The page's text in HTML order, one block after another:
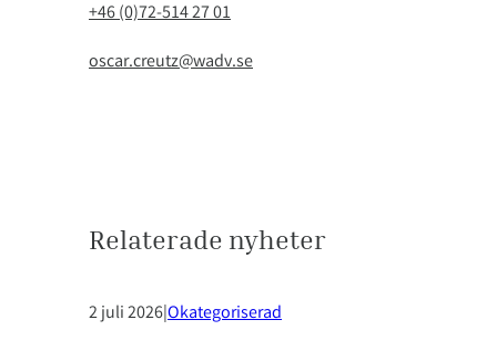
+46 (0)72-514 27 01
oscar.creutz@wadv.se
Relaterade nyheter
2 juli 2026Okategoriserad